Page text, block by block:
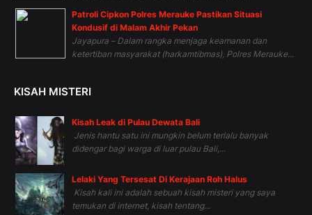
Patroli Cipkon Polres Merauke Pastikan Situasi
Kondusif di Malam Akhir Pekan
Jayapura – Dalam rangka menjaga keamanan dan
ketertiban masyarakat (harkamtibmas), Polres Merauke...
KISAH MISTERI
Kisah Leak di Pulau Dewata Bali
Jenis hantu satu ini mungkin belum terlalu banyak
didengar bagi warga di luar pulau Bali,...
Lelaki Yang Tersesat Di Kerajaan Roh Halus
Kisah kali ini adalah sebuah kisah misteri yang saya
temukan di internet, kisah tentang...